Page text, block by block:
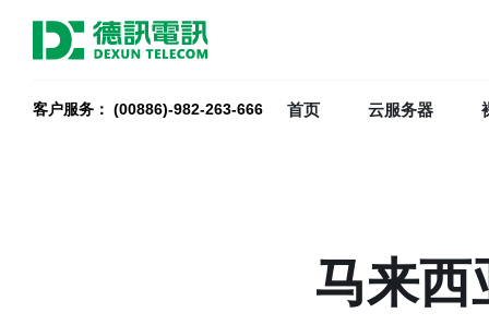
客户服务： (00886)-982-263-666 首页 云服务器
马来西